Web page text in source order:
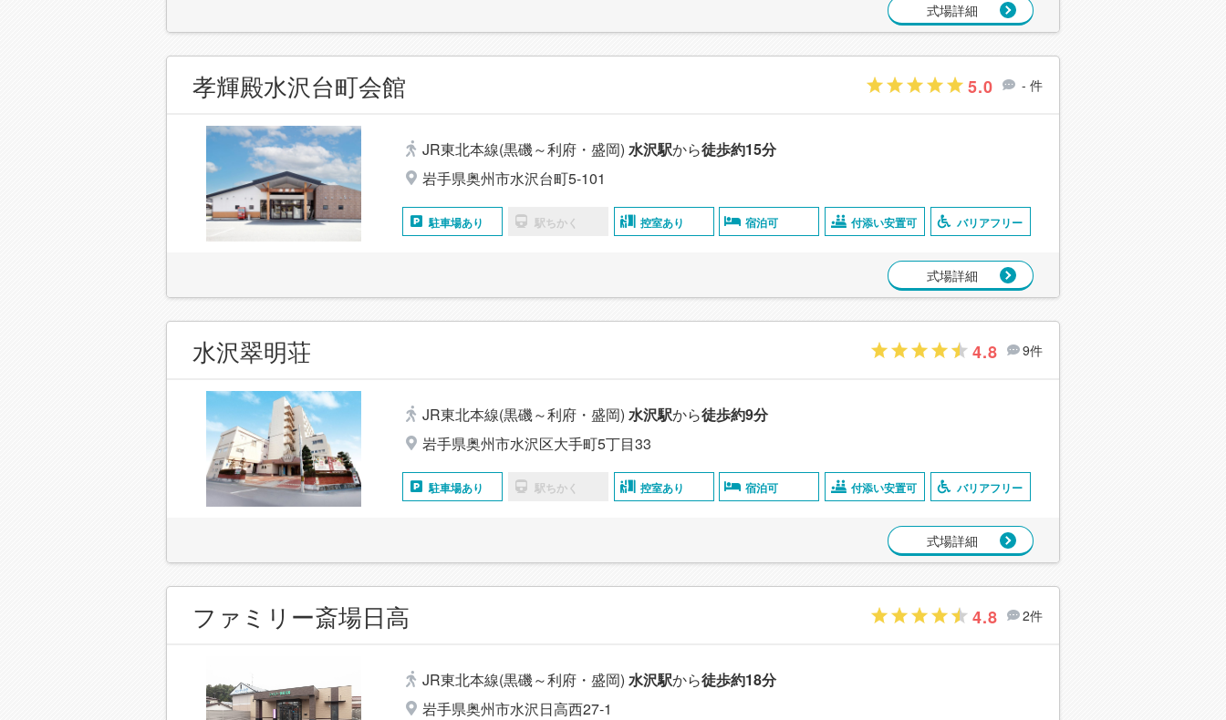
式場詳細
孝輝殿水沢台町会館 5.0 - 件
JR東北本線(黒磯～利府・盛岡) 水沢駅から徒歩約15分
岩手県奥州市水沢台町5-101
駐車場あり 駅ちかく 控室あり 宿泊可 付添い安置可 バリアフリー
式場詳細
水沢翠明荘 4.8 9件
JR東北本線(黒磯～利府・盛岡) 水沢駅から徒歩約9分
岩手県奥州市水沢区大手町5丁目33
駐車場あり 駅ちかく 控室あり 宿泊可 付添い安置可 バリアフリー
式場詳細
ファミリー斎場日高 4.8 2件
JR東北本線(黒磯～利府・盛岡) 水沢駅から徒歩約18分
岩手県奥州市水沢日高西27‐1